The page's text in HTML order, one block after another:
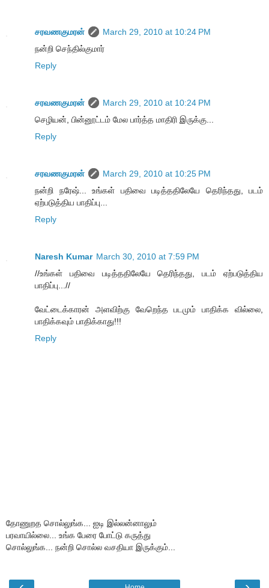
சரவணகுமரன்
March 29, 2010 at 10:24 PM
நன்றி செந்தில்குமார்
Reply
சரவணகுமரன்
March 29, 2010 at 10:24 PM
செழியன், பின்னூட்டம் மேல பார்த்த மாதிரி இருக்கு...
Reply
சரவணகுமரன்
March 29, 2010 at 10:25 PM
நன்றி நரேஷ்... உங்கள் பதிவை படித்ததிலேயே தெரிந்தது, படம்
ஏற்படுத்திய பாதிப்பு...
Reply
Naresh Kumar March 30, 2010 at 7:59 PM
//உங்கள் பதிவை படித்ததிலேயே தெரிந்தது, படம் ஏற்படுத்திய
பாதிப்பு...//
வேட்டைக்காரன் அளவிற்கு வேறெந்த படமும் பாதிக்க வில்லை,
பாதிக்கவும் பாதிக்காது!!!
Reply
தோணுறத சொல்லுங்க... ஐடி இல்லன்னாலும்
பரவாயில்லை... உங்க பேரை போட்டு கருத்து
சொல்லுங்க... நன்றி சொல்ல வசதியா இருக்கும்...